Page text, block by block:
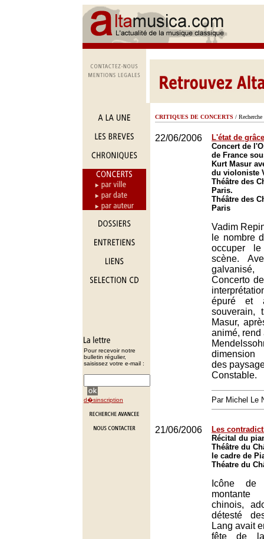
Pour recevoir notre
bulletin régulier,
saisissez votre e-mail :
d�sinscription
CRITIQUES DE CONCERTS / Recherche
22/06/2006
L'état de grâce
Concert de
de France
Kurt Masur
du violoniste
Théâtre des
Paris.
Théâtre des
Paris
Vadim
le nombre
occuper
scène.
Concerto
épuré et
souverain,
Masur,
animé, rend
dimension
des
Constable.
Par Michel Le
21/06/2006
Les
Récital du
Théâtre du
le cadre de
Théatre du
Icône de
montante
chinois,
détesté
Lang avait
fête de